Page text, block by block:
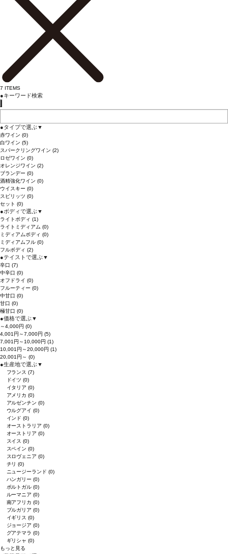
7 ITEMS
●キーワード検索
●タイプで選ぶ▼
赤ワイン (0)
白ワイン (5)
スパークリングワイン (2)
ロゼワイン (0)
オレンジワイン (2)
ブランデー (0)
酒精強化ワイン (0)
ウイスキー (0)
スピリッツ (0)
セット (0)
●ボディで選ぶ▼
ライトボディ (1)
ライトミディアム (0)
ミディアムボディ (0)
ミディアムフル (0)
フルボディ (2)
●テイストで選ぶ▼
辛口 (7)
中辛口 (0)
オフドライ (0)
フルーティー (0)
中甘口 (0)
甘口 (0)
極甘口 (0)
●価格で選ぶ▼
～4,000円 (0)
4,001円～7,000円 (5)
7,001円～10,000円 (1)
10,001円～20,000円 (1)
20,001円～ (0)
●生産地で選ぶ▼
フランス(7)
ドイツ(0)
イタリア(0)
アメリカ(0)
アルゼンチン(0)
ウルグアイ(0)
インド(0)
オーストラリア(0)
オーストリア(0)
スイス(0)
スペイン(0)
スロヴェニア(0)
チリ(0)
ニュージーランド(0)
ハンガリー(0)
ポルトガル(0)
ルーマニア(0)
南アフリカ(0)
ブルガリア(0)
イギリス(0)
ジョージア(0)
グアテマラ(0)
ギリシャ(0)
もっと見る